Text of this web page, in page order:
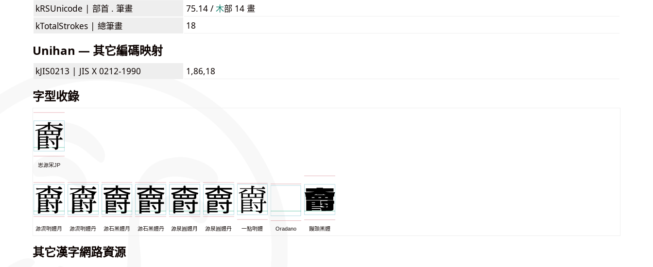
kRSUnicode | 部首 . 筆畫 75.14 /⽊部 14 畫
kTotalStrokes | 總筆畫 18
Unihan — 其它編碼映射
kJIS0213 | JIS X 0212-1990 1,86,18
字型收錄
思源宋JP
源流明體月 源流明體丹 源石黑體月 源石黑體丹 源泉圓體月 源泉圓體丹 一點明體 Oradano 饅頭黑體
其它漢字網路資源